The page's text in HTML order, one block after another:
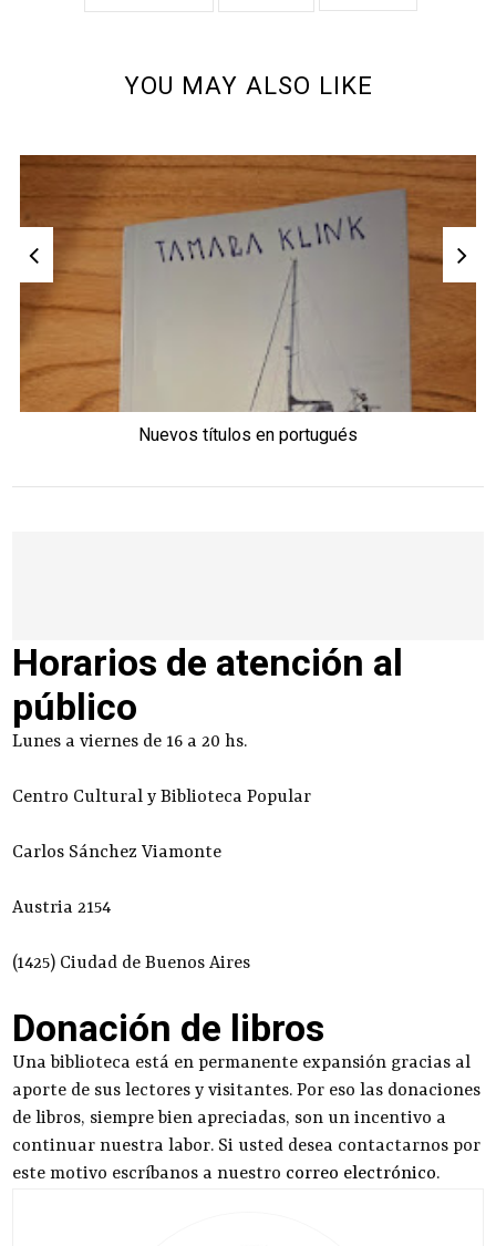
YOU MAY ALSO LIKE
Nuevos títulos en portugués
Horarios de atención al
público
Lunes a viernes de 16 a 20 hs.
Centro Cultural y Biblioteca Popular
Carlos Sánchez Viamonte
Austria 2154
(1425) Ciudad de Buenos Aires
Donación de libros
Una biblioteca está en permanente expansión gracias al
aporte de sus lectores y visitantes. Por eso las donaciones
de libros, siempre bien apreciadas, son un incentivo a
continuar nuestra labor. Si usted desea contactarnos por
este motivo escríbanos a nuestro correo electrónico.